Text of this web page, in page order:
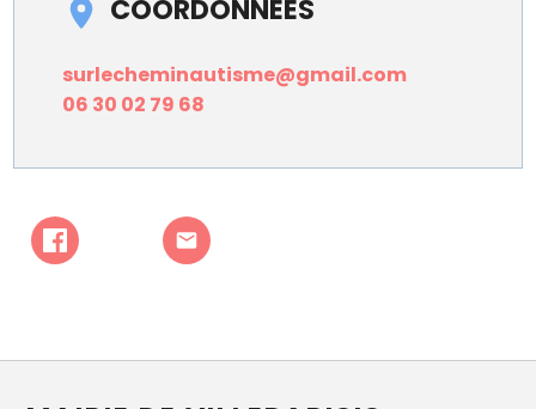
COORDONNÉES
surlecheminautisme@gmail.com
06 30 02 79 68